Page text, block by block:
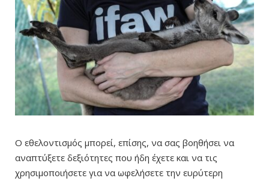
Ο εθελοντισμός μπορεί, επίσης, να σας βοηθήσει να
αναπτύξετε δεξιότητες που ήδη έχετε και να τις
χρησιμοποιήσετε για να ωφελήσετε την ευρύτερη